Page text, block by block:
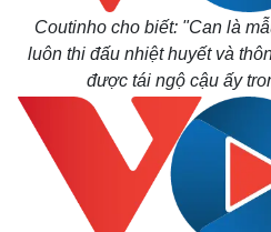
Coutinho cho biết: "Can là
luôn thi đấu nhiệt huyết và
được tái ngộ cậu ấy